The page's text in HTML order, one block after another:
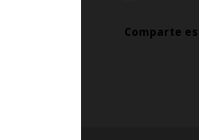
Comparte